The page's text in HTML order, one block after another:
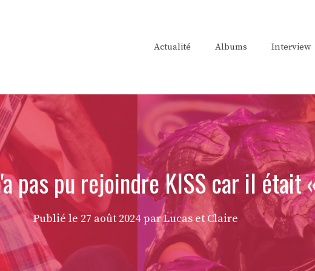
Actualité Albums Interview
pas pu rejoindre KISS car il
Publié le 27 août 2024 par Lucas et Claire